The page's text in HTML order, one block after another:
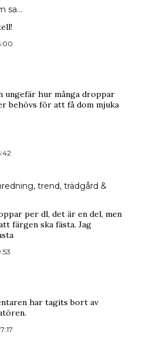
sa…
ungefär hur många droppar
behövs för att få dom mjuka
trend, trädgård &
per dl, det är en del, men
färgen ska fästa. Jag
har tagits bort av